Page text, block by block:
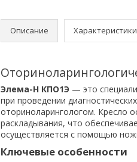
Описание Характеристики
Элема-Н КПО1Э — это
при проведении
оториноларингологом. Кресло
раскладывания, что
осуществляется с помощью
Ключевые особенности